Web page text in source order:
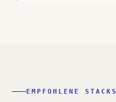
EMPFOHLENE STACKS